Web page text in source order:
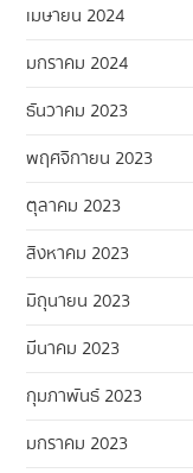
เมษายน 2024
มกราคม 2024
ธันวาคม 2023
พฤศจิกายน 2023
ตุลาคม 2023
สิงหาคม 2023
มิถุนายน 2023
มีนาคม 2023
กุมภาพันธ์ 2023
มกราคม 2023